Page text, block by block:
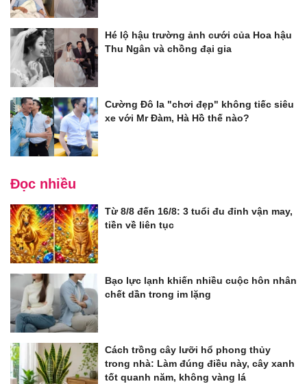
Hé lộ hậu trường ảnh cưới của Hoa hậu
Thu Ngân và chồng đại gia
Cường Đô la "chơi đẹp" không tiếc siêu
xe với Mr Đàm, Hà Hồ thế nào?
Đọc nhiều
Từ 8/8 đến 16/8: 3 tuổi đu đỉnh vận may,
tiền về liên tục
Bạo lực lạnh khiến nhiều cuộc hôn nhân
chết dần trong im lặng
Cách trồng cây lưỡi hổ phong thủy
trong nhà: Làm đúng điều này, cây xanh
tốt quanh năm, không vàng lá